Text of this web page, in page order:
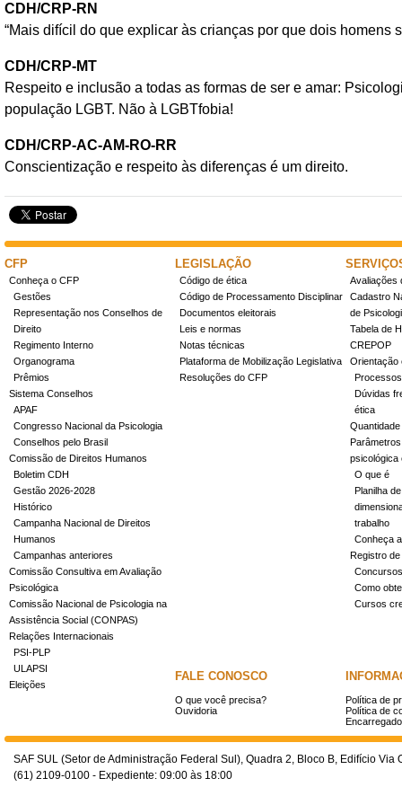
CDH/CRP-RN
“Mais difícil do que explicar às crianças por que dois homens
CDH/CRP-MT
Respeito e inclusão a todas as formas de ser e amar:
população LGBT. Não à LGBTfobia!
CDH/CRP-AC-AM-RO-RR
Conscientização e respeito às diferenças é um direito.
CFP
Conheça o CFP
Gestões
Representação nos Conselhos de
Direito
Regimento Interno
Organograma
Prêmios
Sistema Conselhos
APAF
Congresso Nacional da Psicologia
Conselhos pelo Brasil
Comissão de Direitos Humanos
Boletim CDH
Gestão 2026-2028
Histórico
Campanha Nacional de Direitos
Humanos
Campanhas anteriores
Comissão Consultiva em Avaliação
Psicológica
Comissão Nacional de Psicologia na
Assistência Social (CONPAS)
Relações Internacionais
PSI-PLP
ULAPSI
Eleições
LEGISLAÇÃO
Código de ética
Código de Processamento Disciplinar
Documentos eleitorais
Leis e normas
Notas técnicas
Plataforma de Mobilização Legislativa
Resoluções do CFP
Avaliações
Cadastro
de
Tabela de
CREPOP
Orientação
Dúvidas
ética
psicológica
O que é
Planilha
trabalho
Conheça
Registro
Concursos
Como
Cursos
FALE CONOSCO
O que você precisa?
Ouvidoria
Política de
Política de
SAF SUL (Setor de Administração Federal Sul), Quadra 2, Bloco B, Edifício
(61) 2109-0100 - Expediente: 09:00 às 18:00